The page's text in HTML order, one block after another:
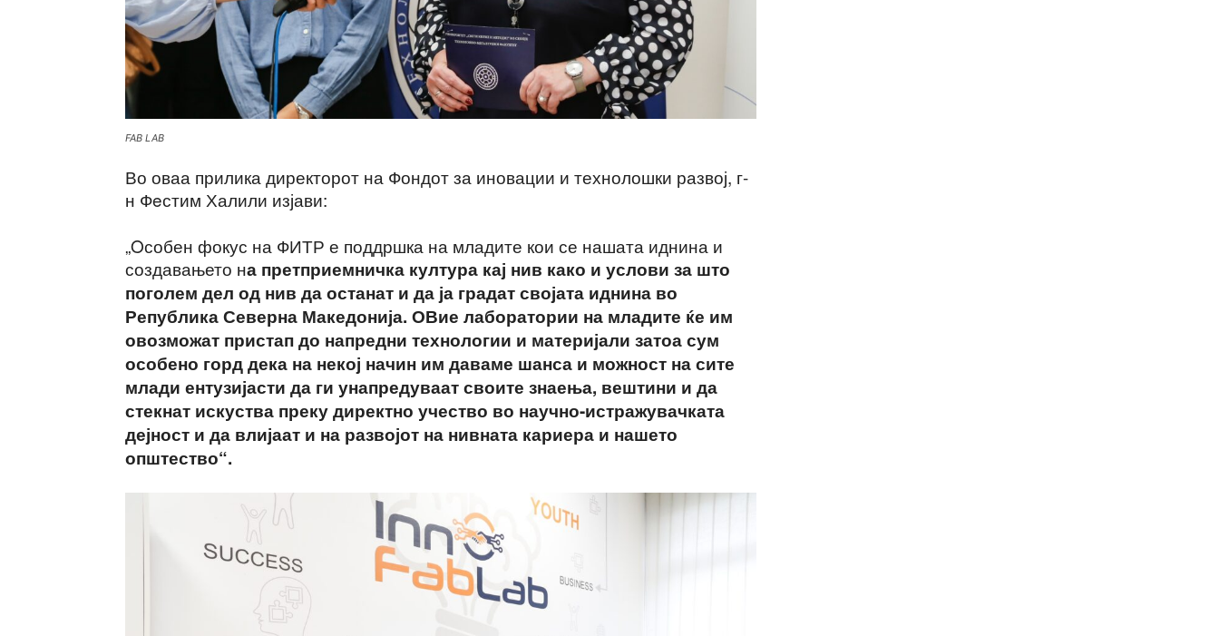
FAB LAB
Во оваа прилика директорот на Фондот за иновации и технолошки развој, г-
н Фeстим Халили изјави:
„Oсобен фокус на ФИТР е поддршка на младите кои се нашата иднина и
создавањето на претприемничка култура кај нив како и услови за што
поголем дел од нив да останат и да ја градат својата иднина во
Република Северна Македонија. ОВие лаборатории на младите ќе им
овозможат пристап до напредни технологии и материјали затоа сум
особено горд дека на некој начин им даваме шанса и можност на сите
млади ентузијасти да ги унапредуваат своите знаења, вештини и да
стекнат искуства преку директно учество во научно-истражувачката
дејност и да влијаат и на развојот на нивната кариера и нашето
општество“.